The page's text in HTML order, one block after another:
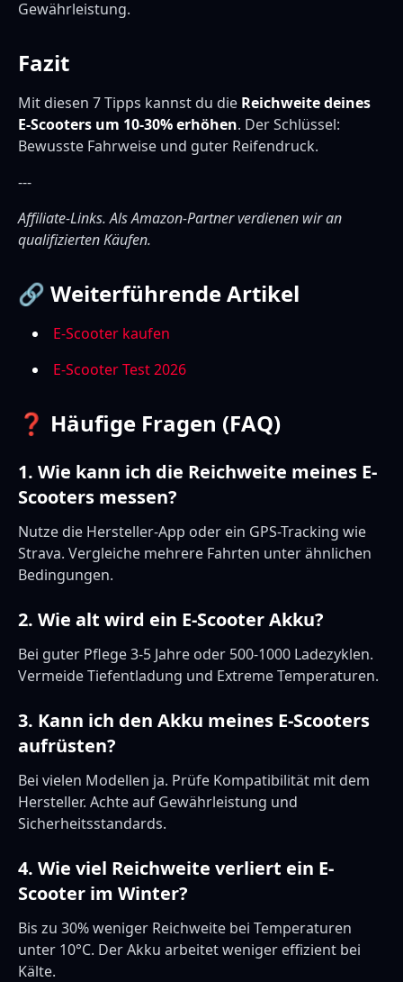
Gewährleistung.
Fazit
Mit diesen 7 Tipps kannst du die Reichweite deines
E-Scooters um 10-30% erhöhen. Der Schlüssel:
Bewusste Fahrweise und guter Reifendruck.
---
Affiliate-Links. Als Amazon-Partner verdienen wir an
qualifizierten Käufen.
🔗 Weiterführende Artikel
E-Scooter kaufen
E-Scooter Test 2026
❓ Häufige Fragen (FAQ)
1. Wie kann ich die Reichweite meines E-
Scooters messen?
Nutze die Hersteller-App oder ein GPS-Tracking wie
Strava. Vergleiche mehrere Fahrten unter ähnlichen
Bedingungen.
2. Wie alt wird ein E-Scooter Akku?
Bei guter Pflege 3-5 Jahre oder 500-1000 Ladezyklen.
Vermeide Tiefentladung und Extreme Temperaturen.
3. Kann ich den Akku meines E-Scooters
aufrüsten?
Bei vielen Modellen ja. Prüfe Kompatibilität mit dem
Hersteller. Achte auf Gewährleistung und
Sicherheitsstandards.
4. Wie viel Reichweite verliert ein E-
Scooter im Winter?
Bis zu 30% weniger Reichweite bei Temperaturen
unter 10°C. Der Akku arbeitet weniger effizient bei
Kälte.